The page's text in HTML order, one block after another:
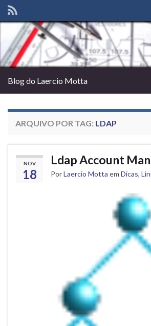
Blog do Laercio Motta
ARQUIVO POR TAG: LDAP
NOV
18
Ldap Account
PorLaercio Motta em Dicas,